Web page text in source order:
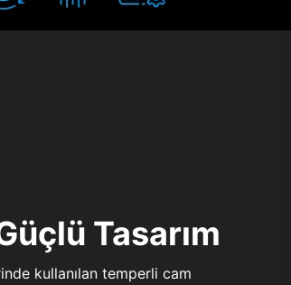
Tasarım
kullanılan temperli cam